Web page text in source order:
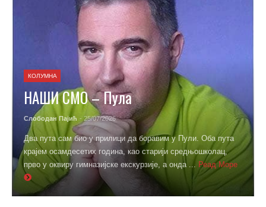
КОЛУМНА
НАШИ СМО – Пула
Слободан Пајић - 25/07/2026
Два пута сам био у прилици да боравим у Пули. Оба пута
крајем осамдесетих година, као старији средњошколац,
прво у оквиру гимназијске екскурзије, а онда ...
Реад Море